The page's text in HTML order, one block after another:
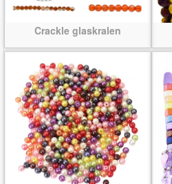
Crackle glaskralen